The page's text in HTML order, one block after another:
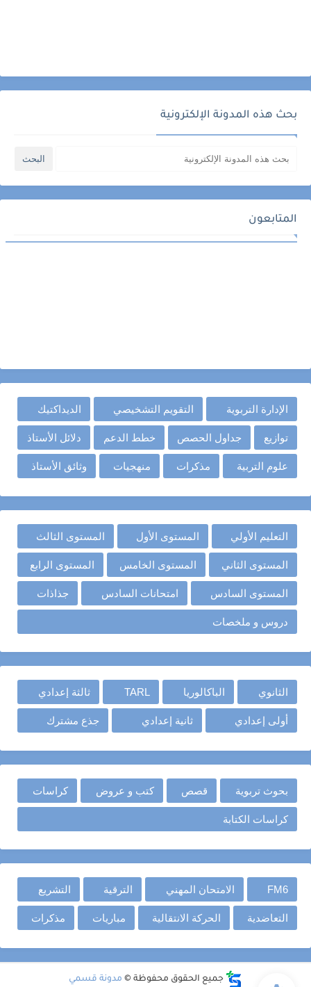
بحث هذه المدونة الإلكترونية
المتابعون
الإدارة التربوية التقويم التشخيصي الديداكتيك
توازيع جداول الحصص خطط الدعم دلائل الأستاذ
علوم التربية مذكرات منهجيات وثائق الأستاذ
التعليم الأولي المستوى الأول المستوى الثالث
المستوى الثاني المستوى الخامس المستوى الرابع
المستوى السادس امتحانات السادس جذاذات
دروس و ملخصات
الثانوي الباكالوريا TARL ثالثة إعدادي
أولى إعدادي ثانية إعدادي جذع مشترك
بحوث تربوية قصص كتب و عروض كراسات
كراسات الكتابة
FM6 الامتحان المهني الترقية التشريع
التعاضدية الحركة الانتقالية مباريات مذكرات
جميع الحقوق محفوظة © مدونة قسمي